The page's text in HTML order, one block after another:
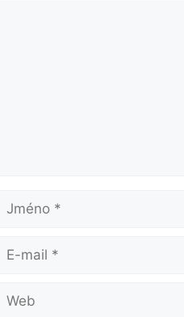
Jméno
Web